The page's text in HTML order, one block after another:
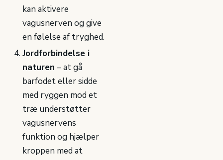
kan aktivere
vagusnerven og give
en følelse af tryghed.
Jordforbindelse i
naturen – at gå
barfodet eller sidde
med ryggen mod et
træ understøtter
vagusnervens
funktion og hjælper
kroppen med at